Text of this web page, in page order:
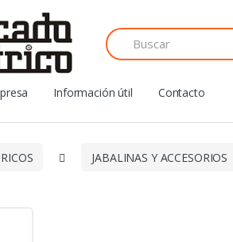
Search
for:
Información útil Contacto
JABALINAS Y ACCESORIOS